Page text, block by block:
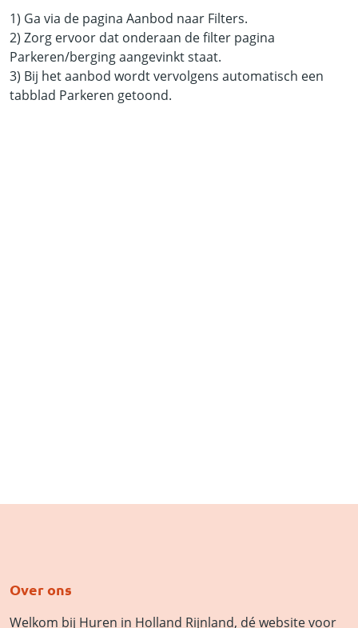
1) Ga via de pagina Aanbod naar Filters.
2) Zorg ervoor dat onderaan de filter pagina
Parkeren/berging aangevinkt staat.
3) Bij het aanbod wordt vervolgens automatisch een
tabblad Parkeren getoond.
Over ons
Welkom bij Huren in Holland Rijnland, dé website voor